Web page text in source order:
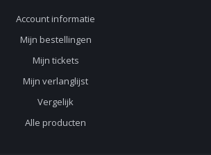
Account informatie
Mijn bestellingen
Mijn tickets
Mijn verlanglijst
Vergelijk
Alle producten